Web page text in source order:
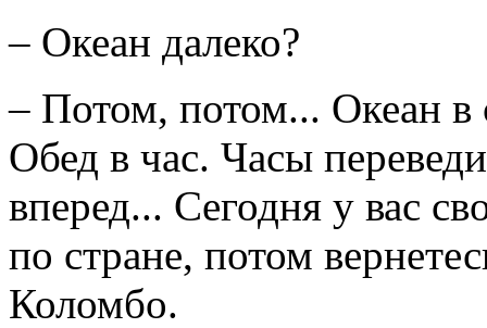
– Океан далеко?
– Потом, потом... Океан в
Обед в час. Часы
вперед... Сегодня у вас
по стране, потом
Коломбо.